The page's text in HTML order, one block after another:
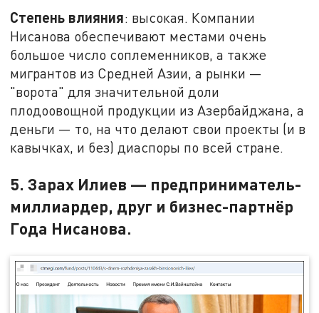
Степень влияния: высокая. Компании
Нисанова обеспечивают местами очень
большое число соплеменников, а также
мигрантов из Средней Азии, а рынки —
"ворота" для значительной доли
плодоовощной продукции из Азербайджана, а
деньги — то, на что делают свои проекты (и в
кавычках, и без) диаспоры по всей стране.
5. Зарах Илиев — предприниматель-
миллиардер, друг и бизнес-партнёр
Года Нисанова.